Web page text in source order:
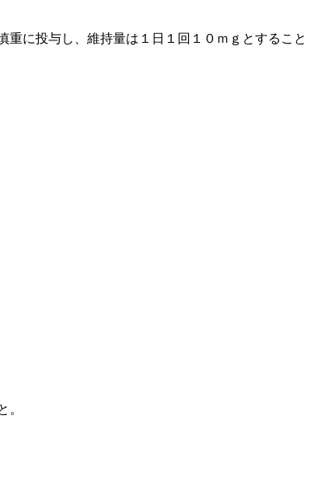
に投与し、維持量は１日１回１０ｍｇとすること
。